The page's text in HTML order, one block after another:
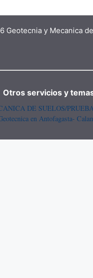
Geotecnia y Mecanica
Otros servicios y
DE SUELOS/
en Antofagasta-